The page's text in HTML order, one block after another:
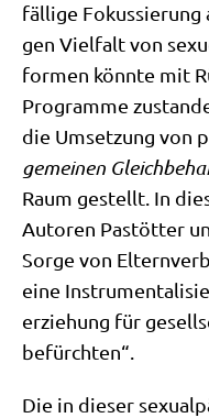
fäl­li­ge
gen Viel­falt von
for­men könn­te mit
Pro­gram­me
die Umset­zung von
ge­mei­nen
Raum gestellt. In
Autoren Pastöt­ter
Sor­ge von
eine
erzie­hung für
befürchten“.
Die in die­ser